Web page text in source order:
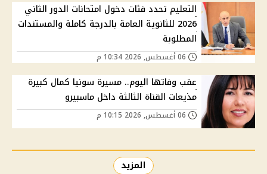
التعليم تحدد فئات دخول امتحانات الدور الثاني
2026 للثانوية العامة بالدرجة كاملة والمستندات
المطلوبة
عقب وفاتها اليوم.. مسيرة سونيا كمال كبيرة
مذيعات القناة الثالثة داخل ماسبيرو
المزيد